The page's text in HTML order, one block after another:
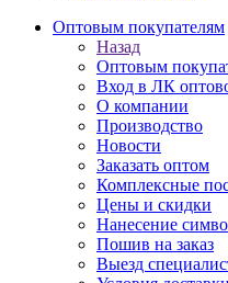
Оптовым покупателям
Назад
Оптовым
Вход в ЛК
О компании
Производство
Новости
Заказать оптом
Комплексные
Цены и скидки
Нанесение
Пошив на заказ
Выезд